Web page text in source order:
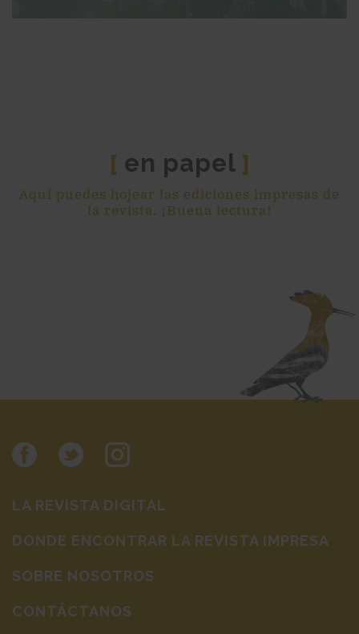
[ en papel ]
Aquí puedes hojear las ediciones impresas de
la revista. ¡Buena lectura!
LA REVISTA DIGITAL
DONDE ENCONTRAR LA REVISTA IMPRESA
SOBRE NOSOTROS
CONTÁCTANOS